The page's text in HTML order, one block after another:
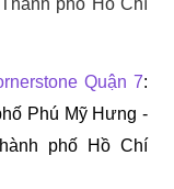
Quận 7:
Phú Mỹ Hưng -
phố Hồ Chí